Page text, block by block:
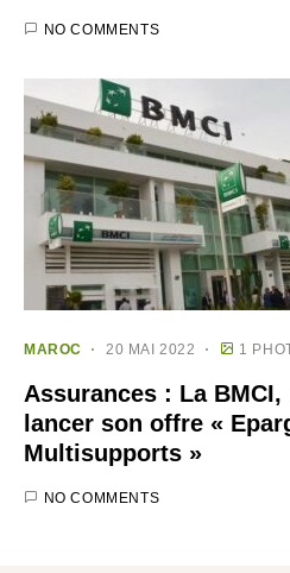
NO COMMENTS
MAROC 20 MAI 2022 1
Assurances : La
lancer son offre «
Multisupports »
NO COMMENTS